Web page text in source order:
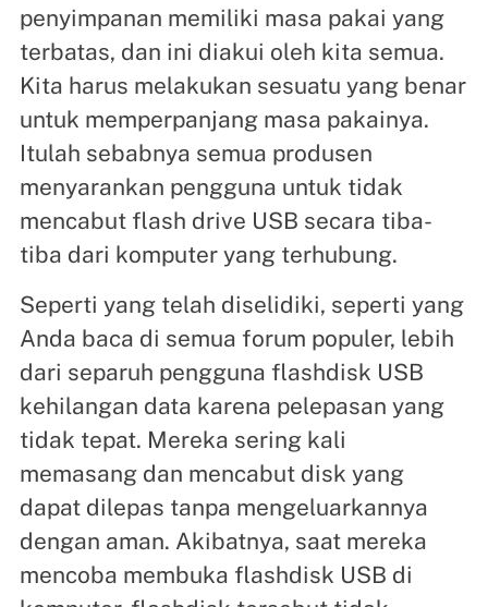
penyimpanan memiliki masa pakai yang
terbatas, dan ini diakui oleh kita semua.
Kita harus melakukan sesuatu yang benar
untuk memperpanjang masa pakainya.
Itulah sebabnya semua produsen
menyarankan pengguna untuk tidak
mencabut flash drive USB secara tiba-
tiba dari komputer yang terhubung.
Seperti yang telah diselidiki, seperti yang
Anda baca di semua forum populer, lebih
dari separuh pengguna flashdisk USB
kehilangan data karena pelepasan yang
tidak tepat. Mereka sering kali
memasang dan mencabut disk yang
dapat dilepas tanpa mengeluarkannya
dengan aman. Akibatnya, saat mereka
mencoba membuka flashdisk USB di